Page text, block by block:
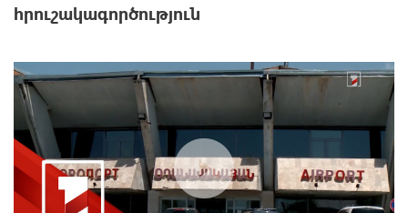
հրուշակագործություն